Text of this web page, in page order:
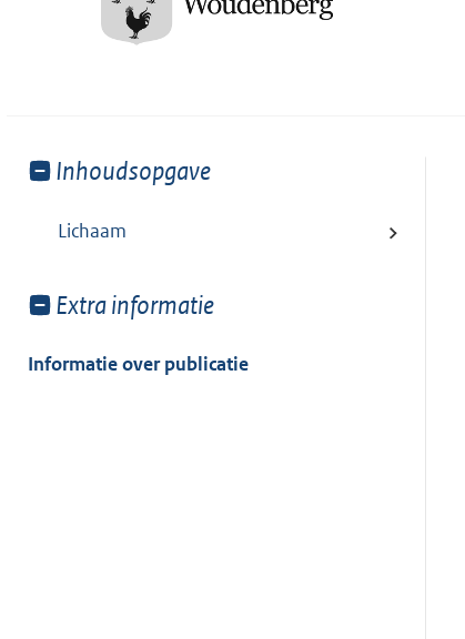
Toon
van:
Inhoudsopgave
Lichaam
Toon
van:
Extra informatie
Informatie over publicatie